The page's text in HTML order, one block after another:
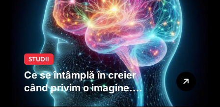
STUDII
Ce se întâmplă în creier
când privim o imagine.
Studiul care explică rolul